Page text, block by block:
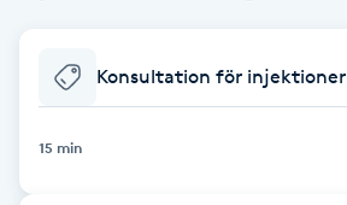
Balayage
Konsultation för injektioner
15 min